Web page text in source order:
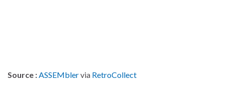
Source : ASSEMblervia RetroCollect